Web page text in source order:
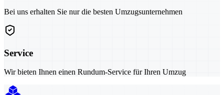
Bei uns erhalten Sie nur die besten Umzugsunternehmen
Service
Wir bieten Ihnen einen Rundum-Service für Ihren Umzug